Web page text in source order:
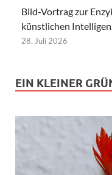
Bild-Vortrag zur
künstlichen
28. Juli 2026
EIN KLEINER